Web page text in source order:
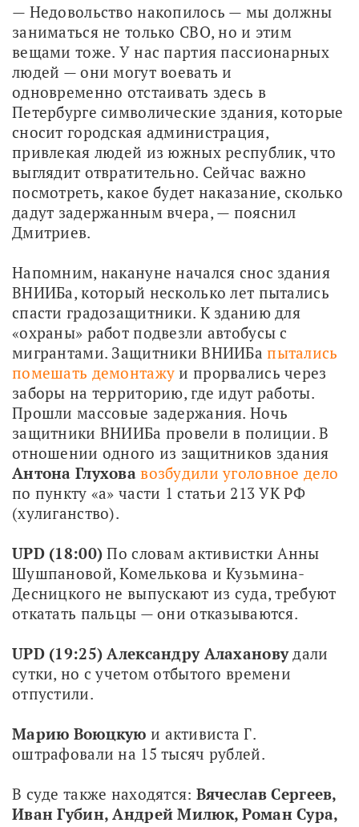
— Недовольство накопилось — мы должны
заниматься не только СВО, но и этим
вещами тоже. У нас партия пассионарных
людей — они могут воевать и
одновременно отстаивать здесь в
Петербурге символические здания, которые
сносит городская администрация,
привлекая людей из южных республик, что
выглядит отвратительно. Сейчас важно
посмотреть, какое будет наказание, сколько
дадут задержанным вчера, — пояснил
Дмитриев.
Напомним, накануне начался снос здания
ВНИИБа, который несколько лет пытались
спасти градозащитники. К зданию для
«охраны» работ подвезли автобусы с
мигрантами. Защитники ВНИИБа пытались
помешать демонтажу и прорвались через
заборы на территорию, где идут работы.
Прошли массовые задержания. Ночь
защитники ВНИИБа провели в полиции. В
Антона Глухова возбудили уголовное дело
по пункту «а» части 1 статьи 213 УК РФ
(хулиганство).
UPD (18:00) По словам активистки Анны
Шушпановой, Комелькова и Кузьмина-
Десницкого не выпускают из суда, требуют
откатать пальцы — они отказываются.
UPD (19:25) Александру Алаханову дали
сутки, но с учетом отбытого времени
отпустили.
Марию Воюцкую и активиста Г.
оштрафовали на 15 тысяч рублей.
В суде также находятся: Вячеслав Сергеев,
Иван Губин, Андрей Милюк, Роман Сура,